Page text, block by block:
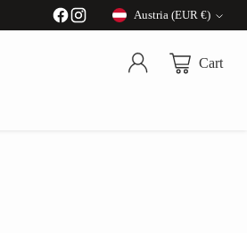
Currency
Austria (EUR €)
Cart